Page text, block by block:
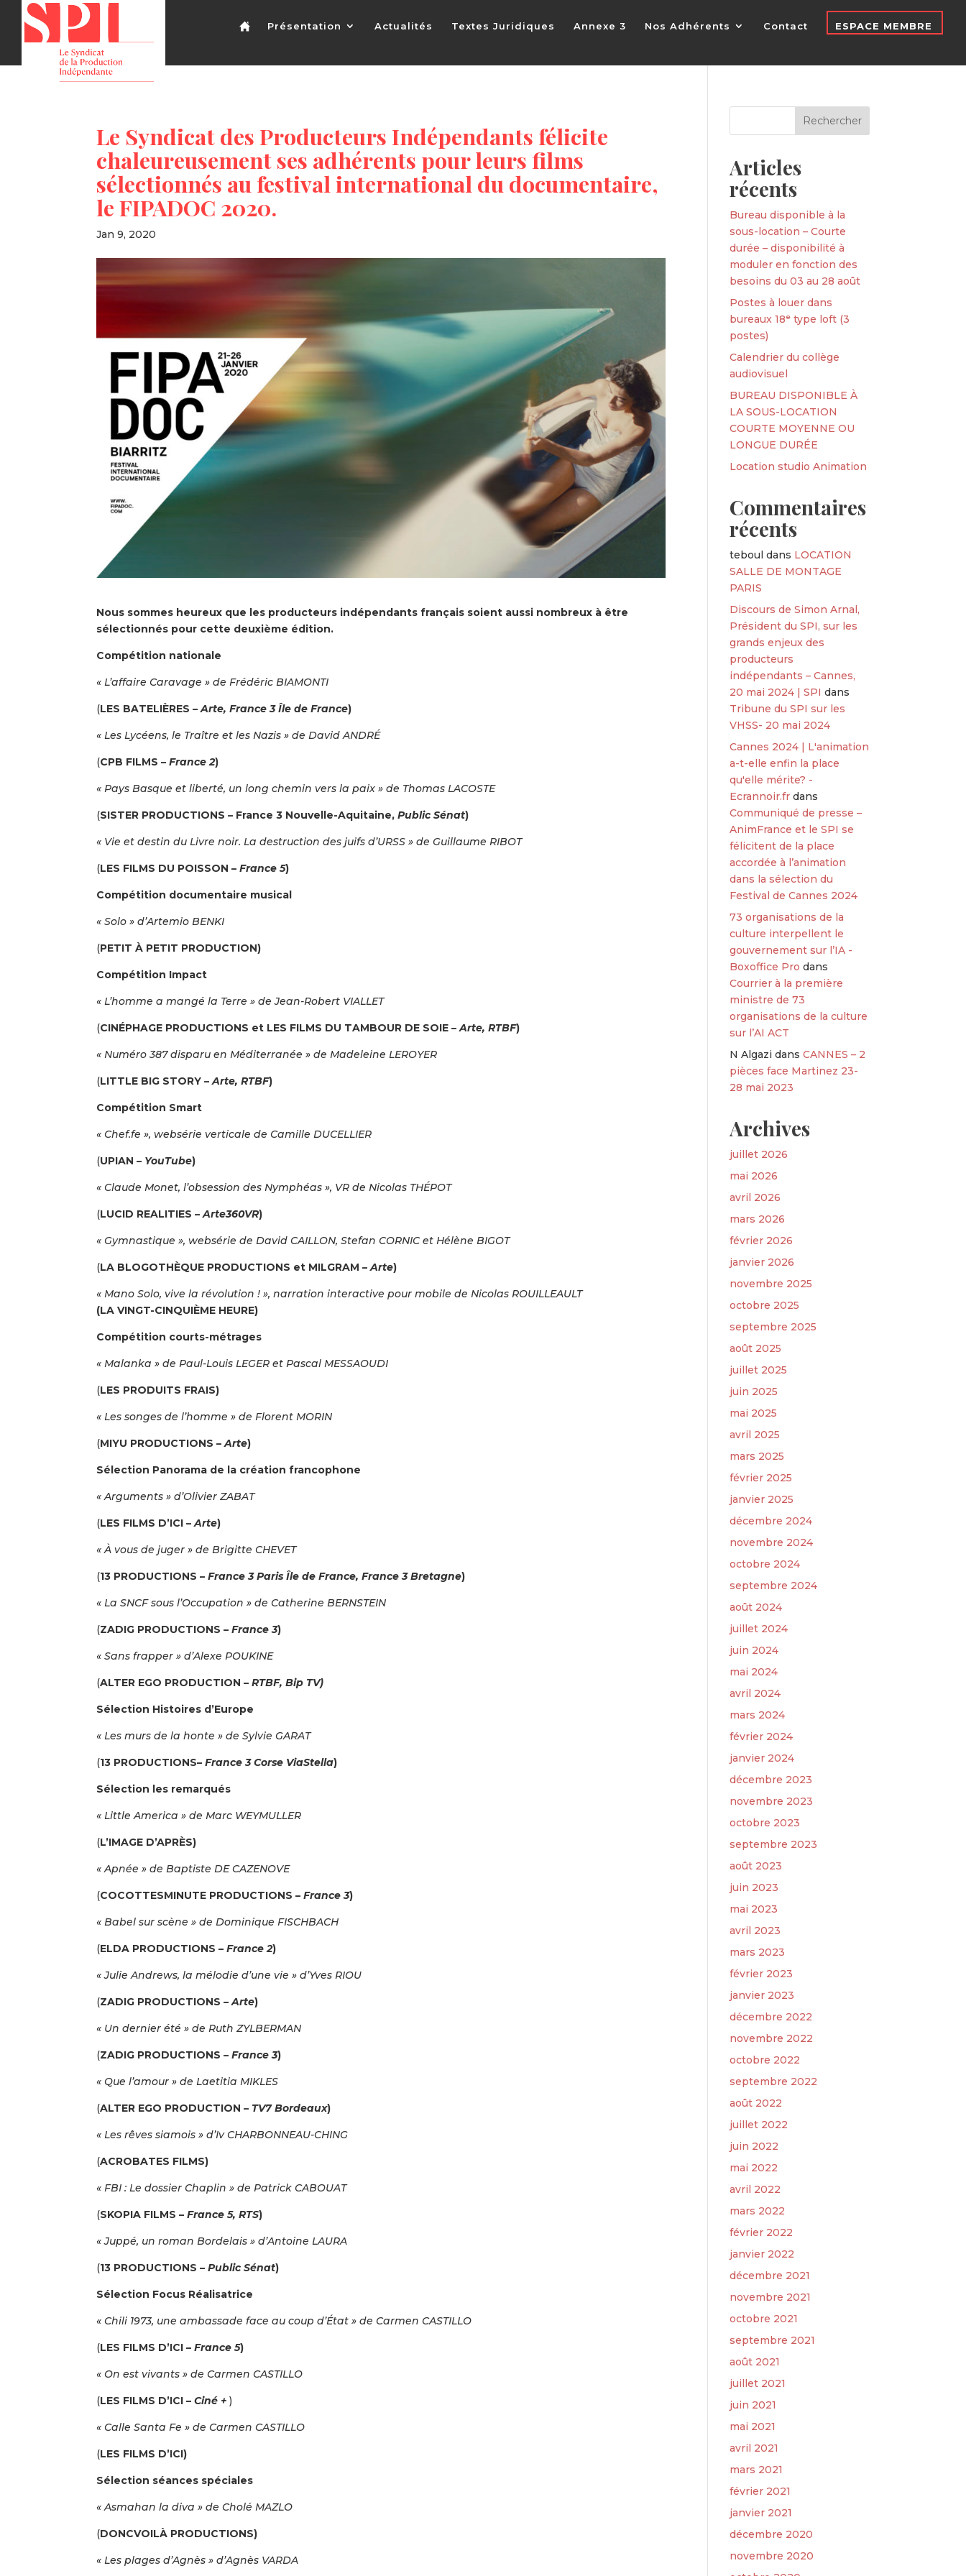
Présentation Actualités Textes Juridiques Annexe 3 Nos Adhérents Contact ESPACE MEMBRE
Le Syndicat des Producteurs Indépendants félicite
chaleureusement ses adhérents pour leurs films
sélectionnés au festival international du documentaire,
le FIPADOC 2020.
Jan 9, 2020
Nous sommes heureux que les producteurs indépendants français soient aussi nombreux à être
sélectionnés pour cette deuxième édition.
Compétition nationale
« L’affaire Caravage » de Frédéric BIAMONTI
(LES BATELIÈRES –Arte, France 3 Île de France)
« Les Lycéens, le Traître et les Nazis » de David ANDRÉ
(CPB FILMS –France 2)
« Pays Basque et liberté, un long chemin vers la paix » de Thomas LACOSTE
(SISTER PRODUCTIONS – France 3 Nouvelle-Aquitaine,Public Sénat)
« Vie et destin du Livre noir. La destruction des juifs d’URSS » de Guillaume RIBOT
(LES FILMS DU POISSON –France 5)
Compétition documentaire musical
« Solo » d’Artemio BENKI
(PETIT À PETIT PRODUCTION)
Compétition Impact
« L’homme a mangé la Terre » de Jean-Robert VIALLET
(CINÉPHAGE PRODUCTIONS et LES FILMS DU TAMBOUR DE SOIE –Arte, RTBF)
« Numéro 387 disparu en Méditerranée » de Madeleine LEROYER
(LITTLE BIG STORY –Arte, RTBF)
Compétition Smart
« Chef.fe », websérie verticale de Camille DUCELLIER
(UPIAN – YouTube)
« Claude Monet, l’obsession des Nymphéas », VR de Nicolas THÉPOT
(LUCID REALITIES –Arte360VR)
« Gymnastique », websérie de David CAILLON, Stefan CORNIC et Hélène BIGOT
(LA BLOGOTHÈQUE PRODUCTIONS et MILGRAM –Arte)
« Mano Solo, vive la révolution ! », narration interactive pour mobile de Nicolas ROUILLEAULT
(LA VINGT-CINQUIÈME HEURE)
Compétition courts-métrages
« Malanka » de Paul-Louis LEGER et Pascal MESSAOUDI
(LES PRODUITS FRAIS)
« Les songes de l’homme » de Florent MORIN
(MIYU PRODUCTIONS –Arte)
Sélection Panorama de la création francophone
« Arguments » d’Olivier ZABAT
(LES FILMS D’ICI –Arte)
« À vous de juger » de Brigitte CHEVET
(13 PRODUCTIONS –France 3 Paris Île de France, France 3 Bretagne)
« La SNCF sous l’Occupation » de Catherine BERNSTEIN
(ZADIG PRODUCTIONS –France 3)
« Sans frapper » d’Alexe POUKINE
(ALTER EGO PRODUCTION –RTBF, Bip TV)
Sélection Histoires d’Europe
« Les murs de la honte » de Sylvie GARAT
(13 PRODUCTIONS–France 3 Corse ViaStella)
Sélection les remarqués
« Little America » de Marc WEYMULLER
(L’IMAGE D’APRÈS)
« Apnée » de Baptiste DE CAZENOVE
(COCOTTESMINUTE PRODUCTIONS –France 3)
« Babel sur scène » de Dominique FISCHBACH
(ELDA PRODUCTIONS –France 2)
« Julie Andrews, la mélodie d’une vie » d’Yves RIOU
(ZADIG PRODUCTIONS –Arte)
« Un dernier été » de Ruth ZYLBERMAN
(ZADIG PRODUCTIONS –France 3)
« Que l’amour » de Laetitia MIKLES
(ALTER EGO PRODUCTION – TV7 Bordeaux)
« Les rêves siamois » d’Iv CHARBONNEAU-CHING
(ACROBATES FILMS)
« FBI : Le dossier Chaplin » de Patrick CABOUAT
(SKOPIA FILMS –France 5, RTS)
« Juppé, un roman Bordelais » d’Antoine LAURA
(13 PRODUCTIONS –Public Sénat)
Sélection Focus Réalisatrice
« Chili 1973, une ambassade face au coup d’État » de Carmen CASTILLO
(LES FILMS D’ICI –France 5)
« On est vivants » de Carmen CASTILLO
(LES FILMS D’ICI –Ciné +)
« Calle Santa Fe » de Carmen CASTILLO
(LES FILMS D’ICI)
Sélection séances spéciales
« Asmahan la diva » de Cholé MAZLO
(DONCVOILÀ PRODUCTIONS)
« Les plages d’Agnès » d’Agnès VARDA
Articles
récents
Bureau disponible à la
sous-location – Courte
durée – disponibilité à
moduler en fonction des
besoins du 03 au 28 août
Postes à louer dans
bureaux 18ᵉ type loft (3
postes)
Calendrier du collège
audiovisuel
BUREAU DISPONIBLE À
LA SOUS-LOCATION
COURTE MOYENNE OU
LONGUE DURÉE
Location studio Animation
Commentaires
récents
teboul dans LOCATION
SALLE DE MONTAGE
PARIS
Discours de Simon Arnal,
Président du SPI, sur les
grands enjeux des
producteurs
indépendants – Cannes,
20 mai 2024 | SPI dans
Tribune du SPI sur les
VHSS- 20 mai 2024
Cannes 2024 | L'animation
a-t-elle enfin la place
qu'elle mérite? -
Ecrannoir.fr dans
Communiqué de presse –
AnimFrance et le SPI se
félicitent de la place
accordée à l’animation
dans la sélection du
Festival de Cannes 2024
73 organisations de la
culture interpellent le
gouvernement sur l’IA -
Boxoffice Pro dans
Courrier à la première
ministre de 73
organisations de la culture
sur l’AI ACT
N Algazi dansCANNES – 2
pièces face Martinez 23-
28 mai 2023
Archives
juillet 2026
mai 2026
avril 2026
mars 2026
février 2026
janvier 2026
novembre 2025
octobre 2025
septembre 2025
août 2025
juillet 2025
juin 2025
mai 2025
avril 2025
mars 2025
février 2025
janvier 2025
décembre 2024
novembre 2024
octobre 2024
septembre 2024
août 2024
juillet 2024
juin 2024
mai 2024
avril 2024
mars 2024
février 2024
janvier 2024
décembre 2023
novembre 2023
octobre 2023
septembre 2023
août 2023
juin 2023
mai 2023
avril 2023
mars 2023
février 2023
janvier 2023
décembre 2022
novembre 2022
octobre 2022
septembre 2022
août 2022
juillet 2022
juin 2022
mai 2022
avril 2022
mars 2022
février 2022
janvier 2022
décembre 2021
novembre 2021
octobre 2021
septembre 2021
août 2021
juillet 2021
juin 2021
mai 2021
avril 2021
mars 2021
février 2021
janvier 2021
décembre 2020
novembre 2020